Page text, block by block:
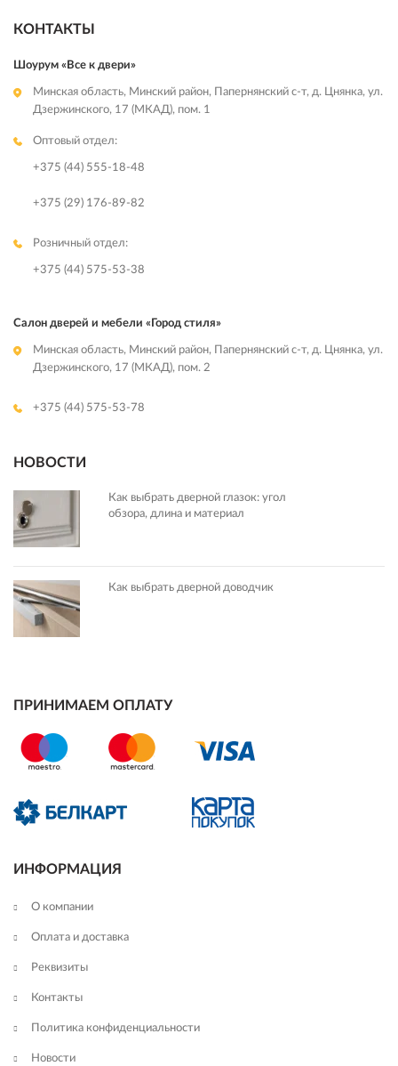
КОНТАКТЫ
Шоурум «Все к двери»
Минская область, Минский район, Папернянский с-т, д. Цнянка, ул.
Дзержинского, 17 (МКАД), пом. 1
Оптовый отдел:
+375 (44) 555-18-48
+375 (29) 176-89-82
Розничный отдел:
+375 (44) 575-53-38
Салон дверей и мебели «Город стиля»
Минская область, Минский район, Папернянский с-т, д. Цнянка, ул.
Дзержинского, 17 (МКАД), пом. 2
+375 (44) 575-53-78
НОВОСТИ
Как выбрать дверной глазок: угол
обзора, длина и материал
Как выбрать дверной доводчик
ПРИНИМАЕМ ОПЛАТУ
ИНФОРМАЦИЯ
О компании
Оплата и доставка
Реквизиты
Контакты
Политика конфиденциальности
Новости